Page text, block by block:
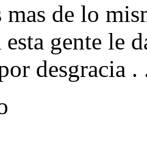
mas de lo
esta gente le
desgracia .